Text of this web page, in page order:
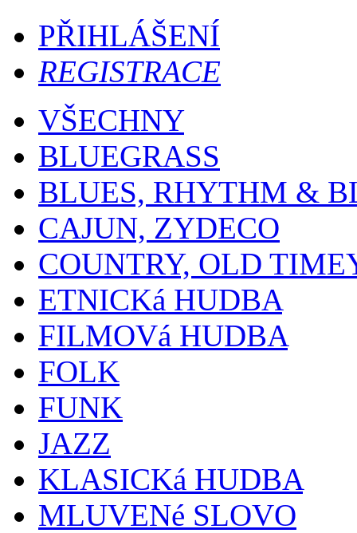
PŘIHLÁŠENÍ
REGISTRACE
VŠECHNY
BLUEGRASS
BLUES, RHYTHM &
CAJUN, ZYDECO
COUNTRY, OLD
ETNICKá HUDBA
FILMOVá HUDBA
FOLK
FUNK
JAZZ
KLASICKá HUDBA
MLUVENé SLOVO